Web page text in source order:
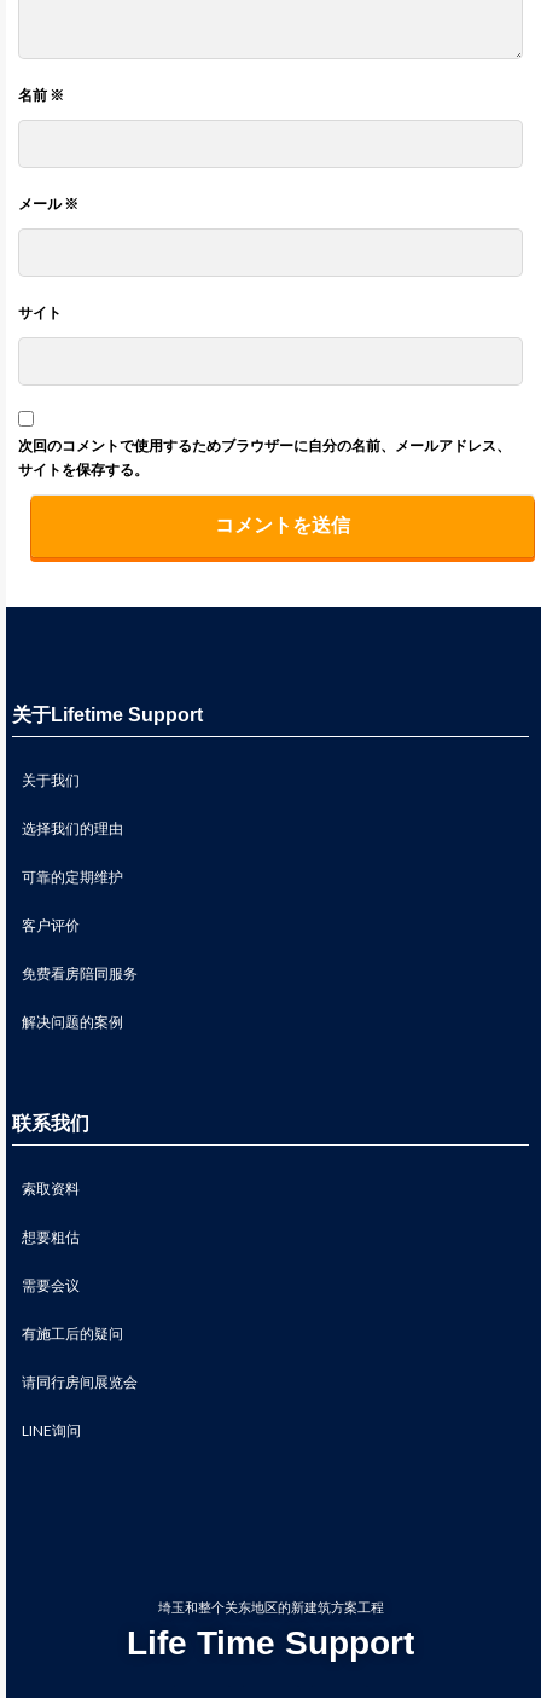
名前 ※
メール※
サイト
次回のコメントで使用するためブラウザーに自分の名前、メールアドレス、
サイトを保存する。
关于Lifetime Support
关于我们
选择我们的理由
可靠的定期维护
客户评价
免费看房陪同服务
解决问题的案例
联系我们
索取资料
想要粗估
需要会议
有施工后的疑问
请同行房间展览会
LINE询问
埼玉和整个关东地区的新建筑方案工程
Life Time Support